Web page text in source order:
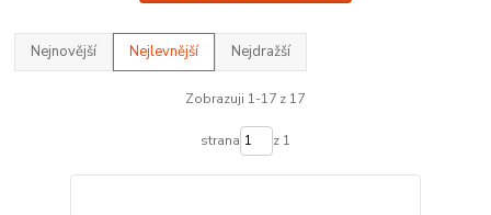
Nejnovější Nejlevnější Nejdražší
Zobrazuji 1-17 z 17
strana z 1